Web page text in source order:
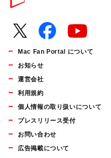
Mac Fan Portal について
お知らせ
運営会社
利用規約
個人情報の取り扱いについて
プレスリリース受付
お問い合わせ
広告掲載について